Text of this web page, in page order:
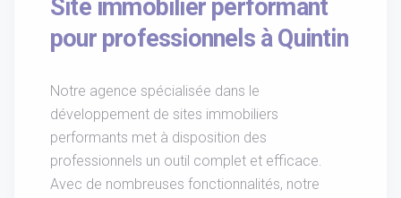
Site immobilier performant
pour professionnels à Quintin
Notre agence spécialisée dans le
développement de sites immobiliers
performants met à disposition des
professionnels un outil complet et efficace.
Avec de nombreuses fonctionnalités, notre